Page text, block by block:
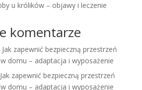
u królików – objawy i leczenie
komentarze
Jak zapewnić bezpieczną przestrzeń
domu – adaptacja i wyposażenie
Jak zapewnić bezpieczną przestrzeń
domu – adaptacja i wyposażenie